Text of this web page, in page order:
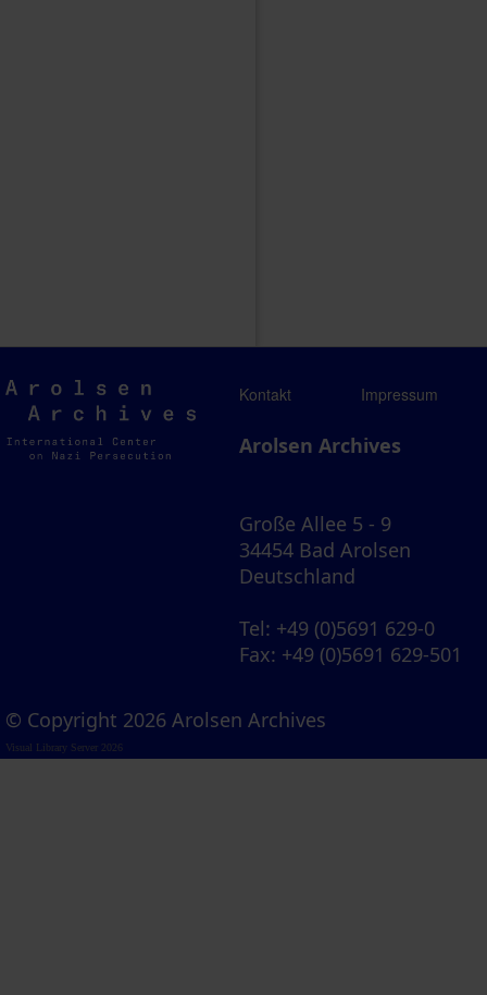
Arolsen
Archives
Kontakt Impressum
Arolsen Archives
Große Allee 5 - 9
34454 Bad Arolsen
Deutschland
Tel: +49 (0)5691 629-0
Fax: +49 (0)5691 629-501
© Copyright 2026 Arolsen Archives
Visual Library Server 2026